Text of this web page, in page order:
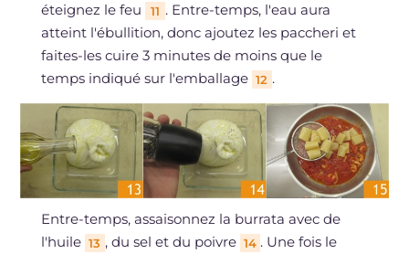
éteignez le feu
11 . Entre-temps, l'eau aura
atteint l'ébullition, donc ajoutez les paccheri et
faites-les cuire 3 minutes de moins que le
temps indiqué sur l'emballage 12 .
Entre-temps, assaisonnez la burrata avec de
l'huile 13 , du sel et du poivre 14 . Une fois le